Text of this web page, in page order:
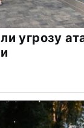
угрозу